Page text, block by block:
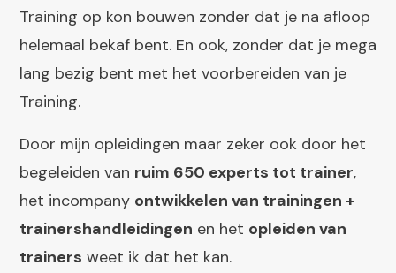
Training op kon bouwen zonder dat je na afloop
helemaal bekaf bent. En ook, zonder dat je mega
lang bezig bent met het voorbereiden van je
Training.
Door mijn opleidingen maar zeker ook door het
begeleiden van ruim 650 experts tot trainer,
het incompany ontwikkelen van trainingen +
trainershandleidingen en het opleiden van
trainers weet ik dat het kan.